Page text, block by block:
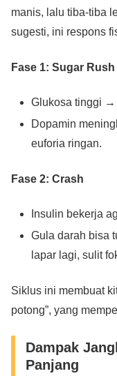
manis, lalu tiba-tiba
sugesti, ini respons
Fase 1: Sugar Rush
Glukosa tinggi →
Dopamin
euforia ringan.
Fase 2: Crash
Insulin bekerja
Gula darah bisa
lapar lagi, sulit
Siklus ini membuat
potong”, yang
Dampak
Panjang